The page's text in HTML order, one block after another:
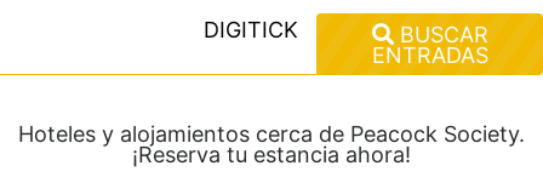
DIGITICK
BUSCAR
ENTRADAS
Hoteles y alojamientos cerca de Peacock Society.
¡Reserva tu estancia ahora!